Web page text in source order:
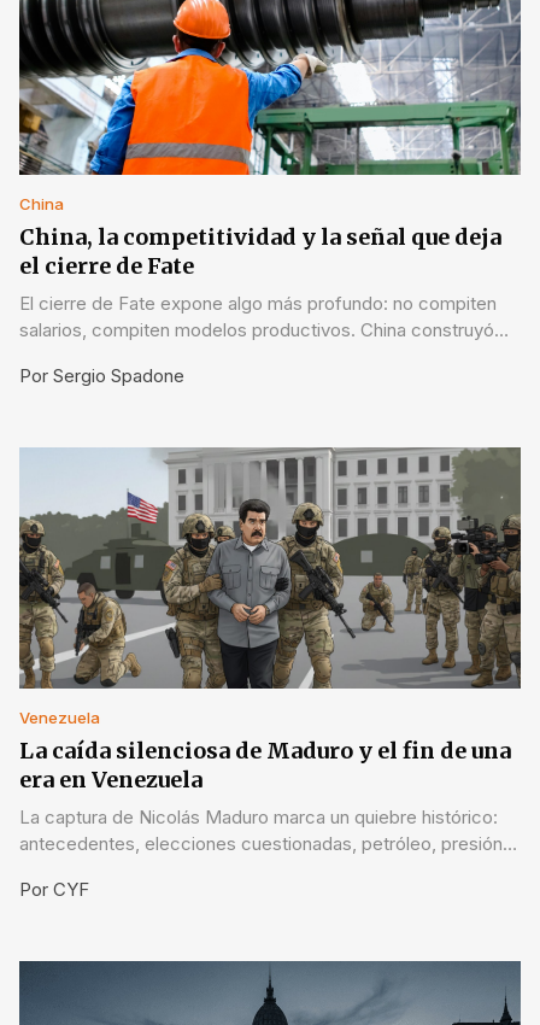
China
China, la competitividad y la señal que deja
el cierre de Fate
El cierre de Fate expone algo más profundo: no compiten
salarios, compiten modelos productivos. China construyó
Por Sergio Spadone
Venezuela
La caída silenciosa de Maduro y el fin de una
era en Venezuela
La captura de Nicolás Maduro marca un quiebre histórico:
antecedentes, elecciones cuestionadas, petróleo, presión
Por CYF